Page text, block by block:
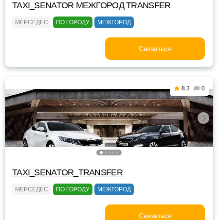
TAXI_SENATOR МЕЖГОРОД TRANSFER
МЕРСЕДЕС ПО ГОРОДУ МЕЖГОРОД
Связаться
8.3 0
TAXI_SENATOR_TRANSFER
МЕРСЕДЕС ПО ГОРОДУ МЕЖГОРОД
Связаться